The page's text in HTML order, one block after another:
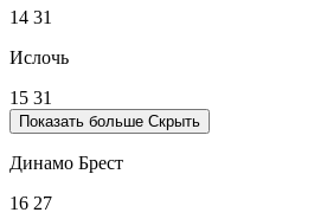
14 31
Ислочь
15 31
Показать больше Скрыть
Динамо Брест
16 27